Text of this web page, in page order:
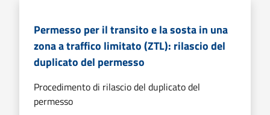
Permesso per il transito e la sosta in una
zona a traffico limitato (ZTL): rilascio del
duplicato del permesso
Procedimento di rilascio del duplicato del
permesso